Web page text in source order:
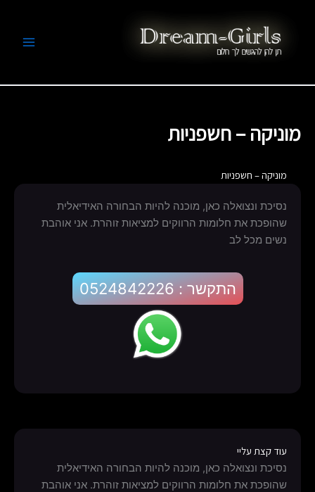
מוניקה – חשפניות
מוניקה – חשפניות
נסיכת ונצואלה כאן, מוכנה להיות הבחורה האידיאלית
שהופכת את חלומות הרווקים למציאות זוהרת. אני אוהבת
נשים מכל לב
התקשר : 0524842226
עוד קצת עליי
נסיכת ונצואלה כאן, מוכנה להיות הבחורה האידיאלית
שהופכת את חלומות הרווקים למציאות זוהרת. אני אוהבת